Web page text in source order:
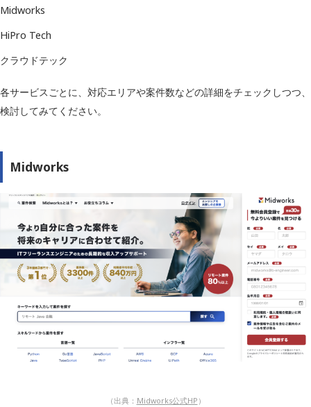
Midworks
HiPro Tech
クラウドテック
各サービスごとに、対応エリアや案件数などの詳細をチェックしつつ、
検討してみてください。
Midworks
（出典： Midworks公式HP ）